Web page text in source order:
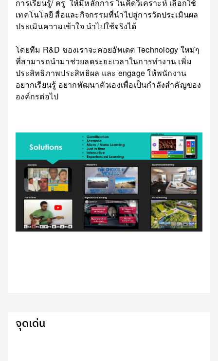
การเรียนรู้/ ครู ให้มีหลักการ ในคิดวิเคราะห์ เลือกใช้
เทคโนโลยี สื่อและกิจกรรมที่นำไปสู่การวัดประเมินผล
ประเมินความเข้าใจ นำไปใช้จริงได้
โดยทีม R&D ของเราจะคอยอัพเดต Technology ใหม่ๆ
ที่สามารถนำมาช่วยลดระยะเวลาในการทำงาน เพิ่ม
ประสิทธิภาพประสิทธิผล และ engage ให้พนักงาน
อยากเรียนรู้ อยากพัฒนาตัวเองเพื่อเป็นกำลังสำคัญของ
องค์กรต่อไป
จุดเด่น